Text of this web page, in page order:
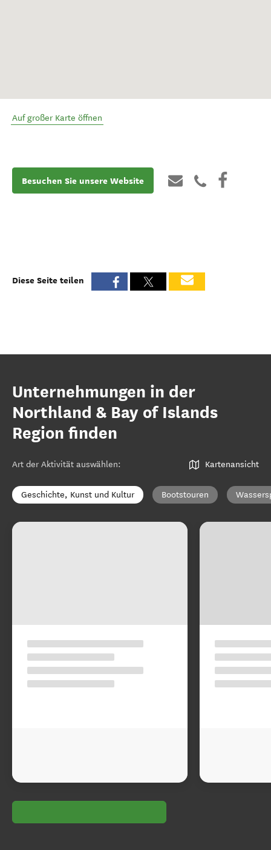
Auf großer Karte öffnen
Besuchen Sie unsere Website
Diese Seite teilen
Unternehmungen in der
Northland & Bay of Islands
Region finden
Art der Aktivität auswählen: Kartenansicht
Geschichte, Kunst und Kultur Bootstouren